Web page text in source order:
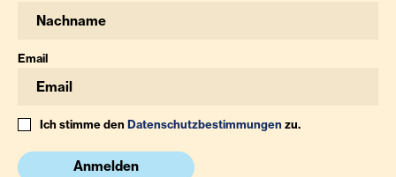
Email
Ich stimme denDatenschutzbestimmungenzu.
Anmelden